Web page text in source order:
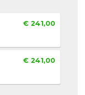
€ 241,00
€ 241,00